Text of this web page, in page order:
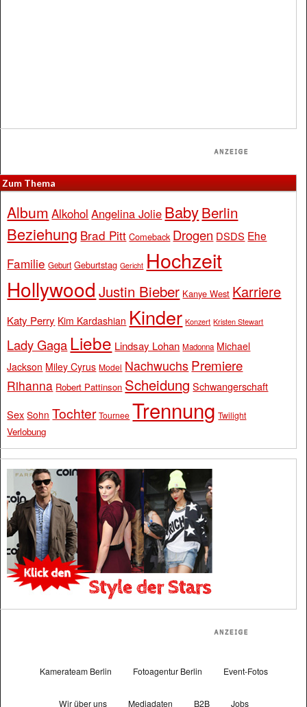
Zum Thema
Album Alkohol Angelina Jolie BabyBerlin
Beziehung Brad Pitt Comeback Drogen DSDS Ehe
Familie Geburt Geburtstag Gericht Hochzeit
Hollywood Justin Bieber Kanye West Karriere
Katy Perry Kim Kardashian Kinder Konzert Kristen Stewart
Lady Gaga Liebe Lindsay Lohan Madonna Michael
Jackson Miley Cyrus Model Nachwuchs Premiere
Rihanna Robert Pattinson Scheidung Schwangerschaft
Sex Sohn Tochter Tournee Trennung Twilight
Verlobung
Kamerateam Berlin Fotoagentur Berlin Event-Fotos
Wir über uns Mediadaten B2B Jobs